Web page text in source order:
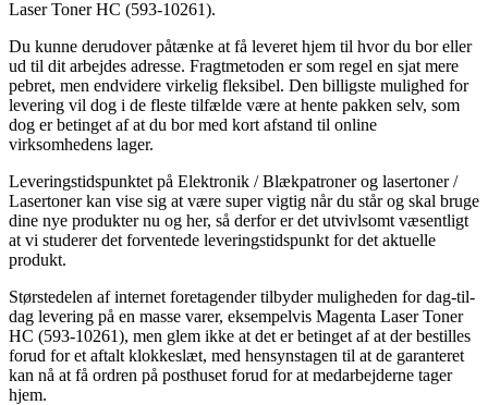
Laser Toner HC (593-10261).
Du kunne derudover påtænke at få leveret hjem til hvor du bor eller
ud til dit arbejdes adresse. Fragtmetoden er som regel en sjat mere
pebret, men endvidere virkelig fleksibel. Den billigste mulighed for
levering vil dog i de fleste tilfælde være at hente pakken selv, som
dog er betinget af at du bor med kort afstand til online
virksomhedens lager.
Leveringstidspunktet på Elektronik / Blækpatroner og lasertoner /
Lasertoner kan vise sig at være super vigtig når du står og skal bruge
dine nye produkter nu og her, så derfor er det utvivlsomt væsentligt
at vi studerer det forventede leveringstidspunkt for det aktuelle
produkt.
Størstedelen af internet foretagender tilbyder muligheden for dag-til-
dag levering på en masse varer, eksempelvis Magenta Laser Toner
HC (593-10261), men glem ikke at det er betinget af at der bestilles
forud for et aftalt klokkeslæt, med hensynstagen til at de garanteret
kan nå at få ordren på posthuset forud for at medarbejderne tager
hjem.